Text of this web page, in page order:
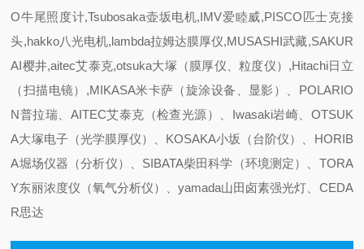
O牛尾照度计,Tsubosaka壶坂电机,IMV爱睦威,PISCO匹士克接
头,hakko八光电机,lambda拉姆达膜厚仪,MUSASHI武藏,SAKUR
AI樱井,aitec艾泰克,otsuka大塚（膜厚仪、粒度仪）,Hitachi日立
（扫描电镜）,MIKASA米卡萨（旋涂设备、显影）、POLARIO
N普拉瑞、AITEC艾泰克（检查光源）、Iwasaki岩崎、OTSUK
A大塚电子（光学膜厚仪）、KOSAKA小坂（台阶仪）、HORIB
A堀场仪器（分析仪）、SIBATA柴田科学（环境测定）、TORA
Y东丽浓度仪（氧气分析仪）、yamada山田卤素强光灯、CEDA
R思达